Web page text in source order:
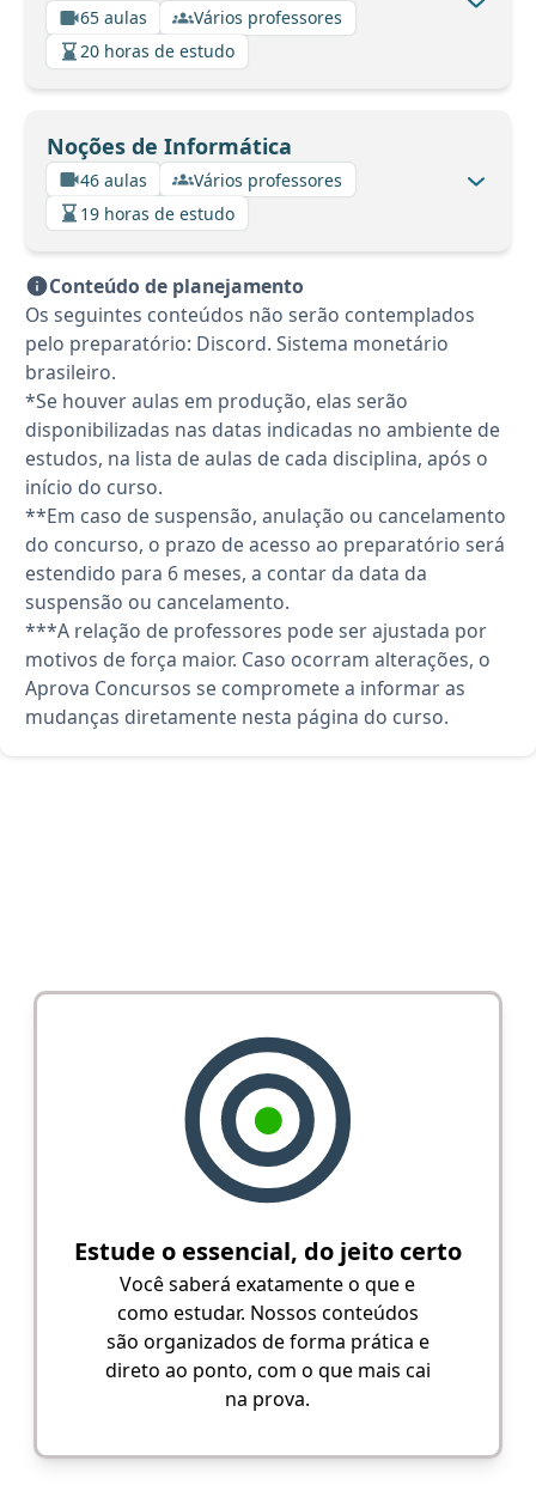
65 aulas
Vários professores
20 horas de estudo
Noções de Informática
46 aulas
Vários professores
19 horas de estudo
Conteúdo de planejamento
Os seguintes conteúdos não serão contemplados
pelo preparatório: Discord. Sistema monetário
brasileiro.
*Se houver aulas em produção, elas serão
disponibilizadas nas datas indicadas no ambiente de
estudos, na lista de aulas de cada disciplina, após o
início do curso.
**Em caso de suspensão, anulação ou cancelamento
do concurso, o prazo de acesso ao preparatório será
estendido para 6 meses, a contar da data da
suspensão ou cancelamento.
***A relação de professores pode ser ajustada por
motivos de força maior. Caso ocorram alterações, o
Aprova Concursos se compromete a informar as
mudanças diretamente nesta página do curso.
Estude o essencial, do jeito certo
Você saberá exatamente o que e
como estudar. Nossos conteúdos
são organizados de forma prática e
direto ao ponto, com o que mais cai
na prova.